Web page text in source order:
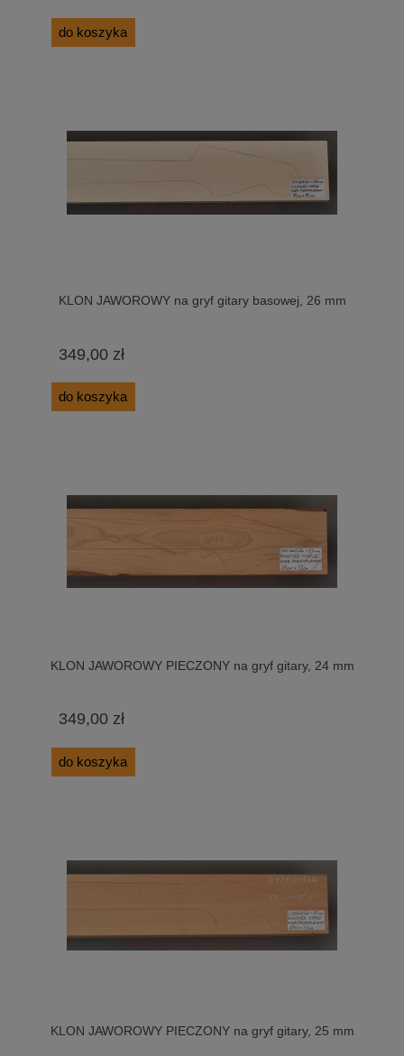
do koszyka
KLON JAWOROWY na gryf gitary basowej, 26 mm
349,00 zł
do koszyka
KLON JAWOROWY PIECZONY na gryf gitary, 24 mm
349,00 zł
do koszyka
KLON JAWOROWY PIECZONY na gryf gitary, 25 mm